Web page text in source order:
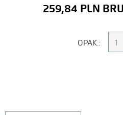
259,84 PLN
OPAK.: